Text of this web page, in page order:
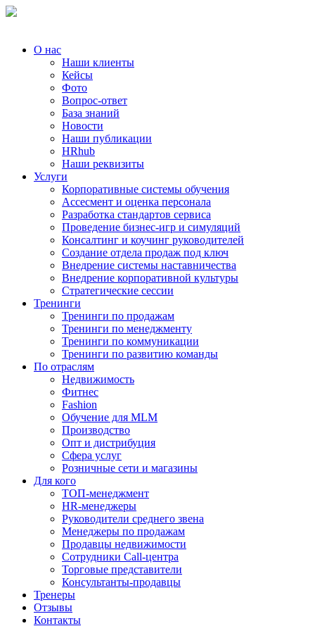
О нас
Наши клиенты
Кейсы
Фото
Вопрос-ответ
База знаний
Новости
Наши публикации
HRhub
Наши реквизиты
Услуги
Корпоративные системы обучения
Ассесмент и оценка персонала
Разработка стандартов сервиса
Проведение бизнес-игр и симуляций
Консалтинг и коучинг руководителей
Создание отдела продаж под ключ
Внедрение системы наставничества
Внедрение корпоративной культуры
Стратегические сессии
Тренинги
Тренинги по продажам
Тренинги по менеджменту
Тренинги по коммуникации
Тренинги по развитию команды
По отраслям
Недвижимость
Фитнес
Fashion
Обучение для MLM
Производство
Опт и дистрибуция
Сфера услуг
Розничные сети и магазины
Для кого
ТОП-менеджмент
HR-менеджеры
Руководители среднего звена
Менеджеры по продажам
Продавцы недвижимости
Сотрудники Call-центра
Торговые представители
Консультанты-продавцы
Тренеры
Отзывы
Контакты